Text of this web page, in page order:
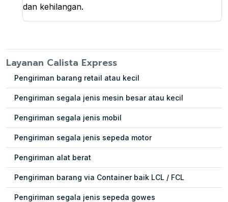
dan kehilangan.
Layanan Calista Express
Pengiriman barang retail atau kecil
Pengiriman segala jenis mesin besar atau kecil
Pengiriman segala jenis mobil
Pengiriman segala jenis sepeda motor
Pengiriman alat berat
Pengiriman barang via Container baik LCL / FCL
Pengiriman segala jenis sepeda gowes